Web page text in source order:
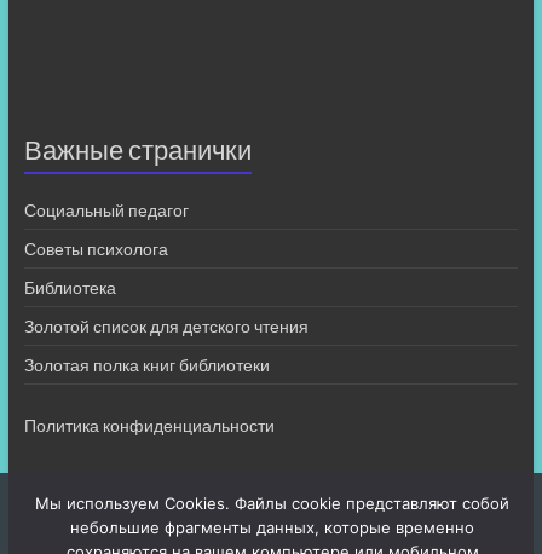
Важные странички
Социальный педагог
Советы психолога
Библиотека
Золотой список для детского чтения
Золотая полка книг библиотеки
Политика конфиденциальности
Мы используем Cookies. Файлы cookie представляют собой
небольшие фрагменты данных, которые временно